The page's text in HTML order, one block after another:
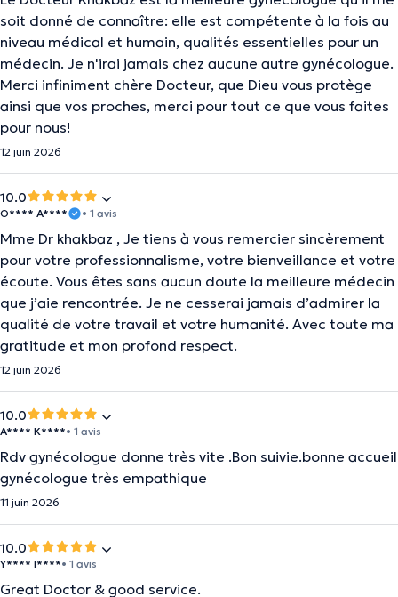
soit donné de connaître: elle est compétente à la fois au
niveau médical et humain, qualités essentielles pour un
médecin. Je n'irai jamais chez aucune autre gynécologue.
Merci infiniment chère Docteur, que Dieu vous protège
ainsi que vos proches, merci pour tout ce que vous faites
pour nous!
12 juin 2026
10.0
O**** A**** • 1 avis
Mme Dr khakbaz , Je tiens à vous remercier sincèrement
pour votre professionnalisme, votre bienveillance et votre
écoute. Vous êtes sans aucun doute la meilleure médecin
que j’aie rencontrée. Je ne cesserai jamais d’admirer la
qualité de votre travail et votre humanité. Avec toute ma
gratitude et mon profond respect.
12 juin 2026
10.0
A**** K****• 1 avis
Rdv gynécologue donne très vite .Bon suivie.bonne accueil
gynécologue très empathique
11 juin 2026
10.0
Y**** I****• 1 avis
Great Doctor & good service.